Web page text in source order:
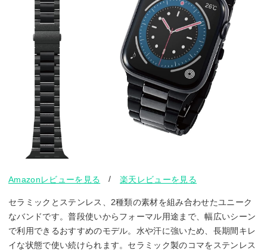
Amazonレビューを見る /楽天レビューを見る
セラミックとステンレス、2種類の素材を組み合わせたユニーク
なバンドです。普段使いからフォーマル用途まで、幅広いシーン
で利用できるおすすめのモデル。水や汗に強いため、長期間キレ
イな状態で使い続けられます。セラミック製のコマをステンレス